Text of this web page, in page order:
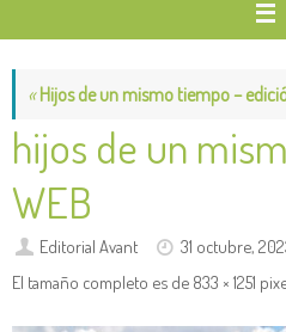
«Hijos de un mismo tiempo –
hijos de un
WEB
Editorial Avant
31 octubre,
El tamaño completo es de 833 × 1251